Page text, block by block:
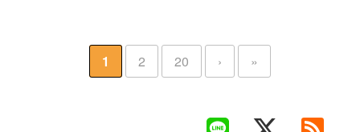
1 2 20 › »